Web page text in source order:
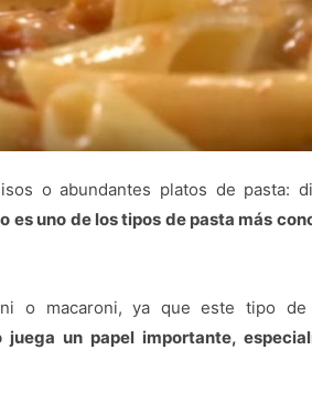
o abundantes platos de pasta:
es uno de los tipos de pasta más
o macaroni, ya que este tipo
un papel importante,